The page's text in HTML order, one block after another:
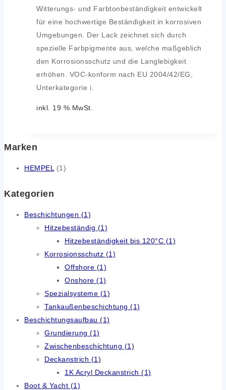
Witterungs- und Farbtonbeständigkeit entwickelt
für eine hochwertige Beständigkeit in korrosiven
Umgebungen. Der Lack zeichnet sich durch
spezielle Farbpigmente aus, welche maßgeblich
den Korrosionsschutz und die Langlebigkeit
erhöhen. VOC-konform nach EU 2004/42/EG,
Unterkategorie i.
inkl. 19 % MwSt.
Marken
HEMPEL (1)
Kategorien
Beschichtungen (1)
Hitzebeständig (1)
Hitzebeständigkeit bis 120°C (1)
Korrosionsschutz (1)
Offshore (1)
Onshore (1)
Spezialsysteme (1)
Tankaußenbeschichtung (1)
Beschichtungsaufbau (1)
Grundierung (1)
Zwischenbeschichtung (1)
Deckanstrich (1)
1K Acryl Deckanstrich (1)
Boot & Yacht (1)